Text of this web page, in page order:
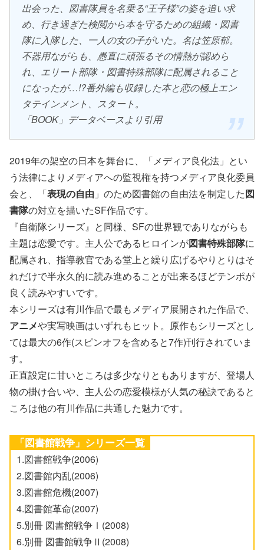
出会った、図書隊員を名乗る“王子様”の姿を追い求
め、行き過ぎた検閲から本を守るための組織・図書
隊に入隊した、一人の女の子がいた。名は笠原郁。
不器用ながらも、愚直に頑張るその情熱が認めら
れ、エリート部隊・図書特殊部隊に配属されること
になったが…!?番外編も収録した本と恋の極上エン
タテインメント、スタート。
「BOOK」データベースより引用
2019年の架空の日本を舞台に、「メディア良化法」とい
う法律によりメディアへの監視権を持つメディア良化委員
会と、「表現の自由 」のため図書館の自由法を制定した図
書隊の対立を描いたSF作品です。
『自衛隊シリーズ』と同様、SFの世界観でありながらも
主題は恋愛です。主人公であるヒロインが図書特殊部隊に
配属され、指導教官である堂上と繰り広げるやりとりはそ
れだけで半永久的に読み進めることが出来るほどテンポが
良く読みやすいです。
本シリーズは有川作品で最もメディア展開された作品で、
アニメや実写映画はいずれもヒット。原作もシリーズとし
ては最大の6作(スピンオフを含めると7作)刊行されていま
す。
正直設定に甘いところは多少なりともありますが、登場人
物の掛け合いや、主人公の恋愛模様が人気の秘訣であると
ころは他の有川作品に共通した魅力です。
「図書館戦争」シリーズ一覧
1.図書館戦争(2006)
2.図書館内乱(2006)
3.図書館危機(2007)
4.図書館革命(2007)
5.別冊 図書館戦争Ⅰ(2008)
6.別冊 図書館戦争Ⅱ(2008)